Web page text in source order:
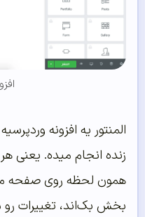
المنتور یه افزونه
زنده انجام میده. یعنی
همون لحظه روی صفحه
بخش بک‌اند، تغییرات رو